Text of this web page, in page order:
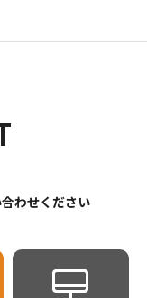
わせください